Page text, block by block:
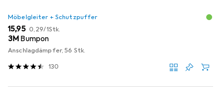
Möbelgleiter + Schutzpuffer
EUR
15,95 EUR
0,29/1Stk.
3M Bumpon
Anschlagdämpfer, 56 Stk.
130